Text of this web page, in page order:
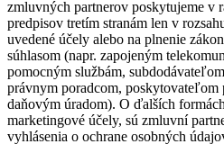
zmluvných partnerov poskytujeme v
predpisov tretím stranám len v
uvedené účely alebo na plnenie
súhlasom (napr. zapojeným
pomocným službám,
právnym poradcom, poskytovateľom
daňovým úradom). O ďalších
marketingové účely, sú zmluvní
vyhlásenia o ochrane osobných